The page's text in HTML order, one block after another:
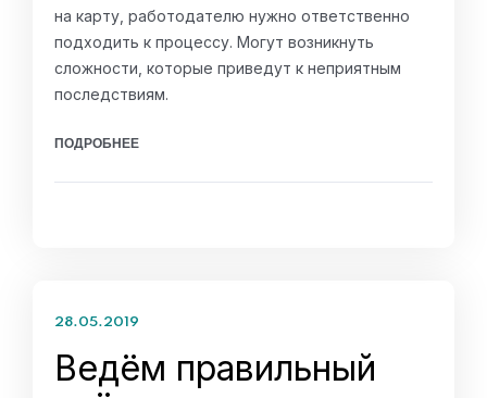
на карту, работодателю нужно ответственно
подходить к процессу. Могут возникнуть
сложности, которые приведут к неприятным
последствиям.
ПОДРОБНЕЕ
28.05.2019
Ведём правильный